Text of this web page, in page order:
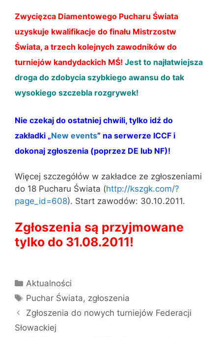
Zwycięzca Diamentowego Pucharu Świata
uzyskuje kwalifikacje do finału Mistrzostw
Świata, a trzech kolejnych zawodników do
turniejów kandydackich MŚ! Jest to najłatwiejsza
droga do zdobycia szybkiego awansu do tak
wysokiego szczebla rozgrywek!
Nie czekaj do ostatniej chwili, tylko idź do
zakładki „New events” na serwerze ICCF i
dokonaj zgłoszenia (poprzez DE lub NF)!
Więcej szczegółów w zakładce ze zgłoszeniami
do 18 Pucharu Świata (http://kszgk.com/?
page_id=608). Start zawodów: 30.10.2011.
Zgłoszenia są przyjmowane
tylko do 31.08.2011!
Kategorie
Aktualności
Tagi
Puchar Świata, zgłoszenia
Zgłoszenia do nowych turniejów Federacji
Słowackiej